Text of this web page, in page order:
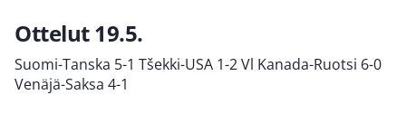
Ottelut 19.5.
Suomi-Tanska 5-1 Tšekki-USA 1-2 Vl Kanada-Ruotsi 6-0
Venäjä-Saksa 4-1